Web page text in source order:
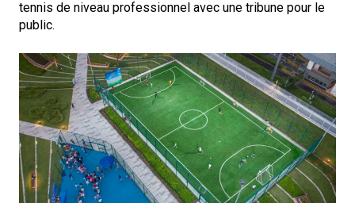
tennis de niveau professionnel avec une tribune pour le
public.